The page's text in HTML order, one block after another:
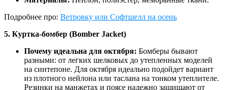
Подробнее про: Ветровку или Софтшелл на осень
5. Куртка-бомбер (Bomber Jacket)
Почему идеальна для октября: Бомберы бывают
разными: от легких шелковых до утепленных моделей
на синтепоне. Для октября идеально подойдет вариант
из плотного нейлона или таслана на тонком утеплителе.
Резинки на манжетах и поясе надежно защищают от